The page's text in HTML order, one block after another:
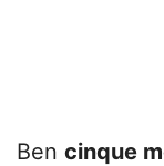
Ben cinque